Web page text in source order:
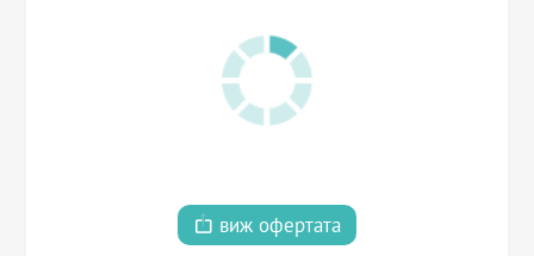
виж офертата